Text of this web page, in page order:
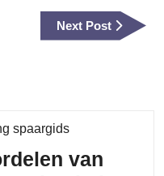
Next Post
Next
Post
spaargidsCategory
van